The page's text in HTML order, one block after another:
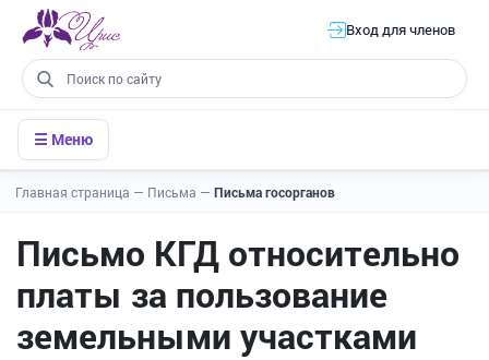
Вход для членов
☰ Меню
Главная страница — Письма — Письма госорганов
Письмо КГД относительно
платы за пользование
земельными участками